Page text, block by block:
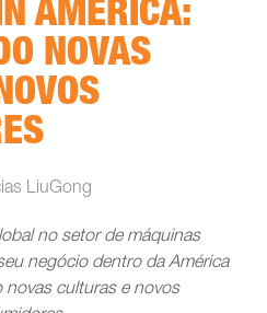
AMERICA:
NOVAS
LiuGong
no setor de máquinas
negócio dentro da América
culturas e novos